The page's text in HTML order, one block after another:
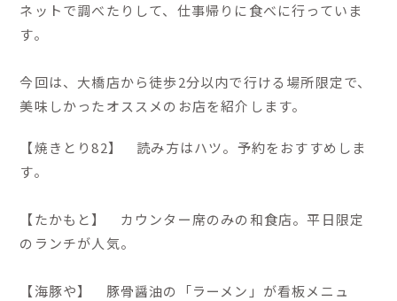
ネットで調べたりして、仕事帰りに食べに行っていま
す。
今回は、大橋店から徒歩2分以内で行ける場所限定で、
美味しかったオススメのお店を紹介します。
【焼きとり82】 読み方はハツ。予約をおすすめしま
す。
【たかもと】 カウンター席のみの和食店。平日限定
のランチが人気。
【海豚や】 豚骨醤油の「ラーメン」が看板メニュ